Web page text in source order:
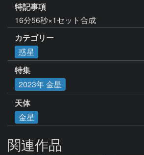
特記事項
16分56秒×1セット合成
カテゴリー
惑星
特集
2023年 金星
天体
金星
関連作品